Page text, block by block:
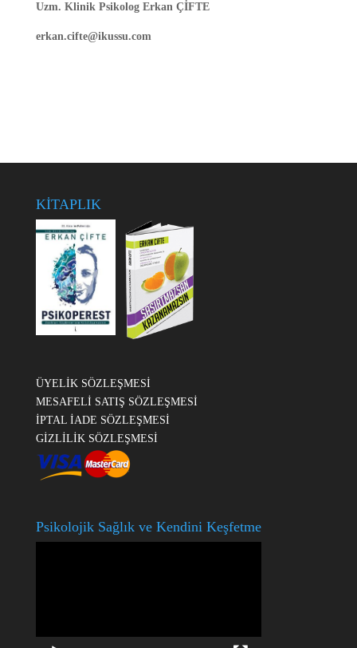
Uzm. Klinik Psikolog Erkan ÇİFTE
erkan.cifte@ikussu.com
KİTAPLIK
ÜYELİK SÖZLEŞMESİ
MESAFELİ SATIŞ SÖZLEŞMESİ
İPTAL İADE SÖZLEŞMESİ
GİZLİLİK SÖZLEŞMESİ
Psikolojik Sağlık ve Kendini Keşfetme